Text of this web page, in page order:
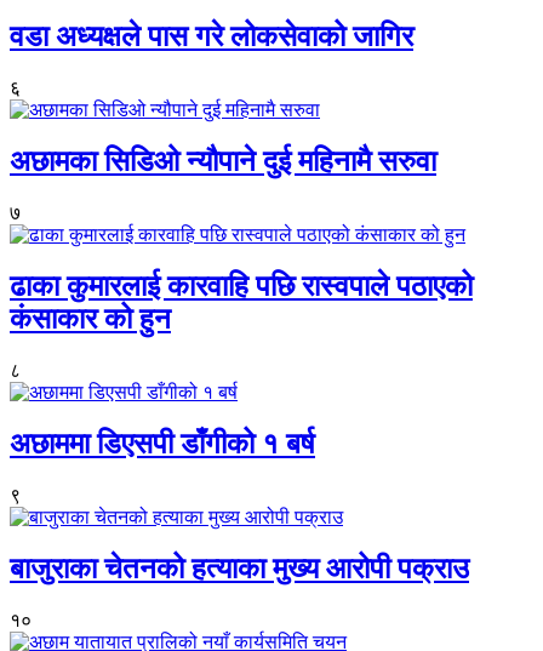
वडा अध्यक्षले पास गरे लोकसेवाको जागिर
६
अछामका सिडिओ न्यौपाने दुई महिनामै सरुवा
७
ढाका कुमारलाई कारवाहि पछि रास्वपाले पठाएको
कंसाकार को हुन
८
अछाममा डिएसपी डाँगीको १ बर्ष
९
बाजुराका चेतनको हत्याका मुख्य आरोपी पक्राउ
१०